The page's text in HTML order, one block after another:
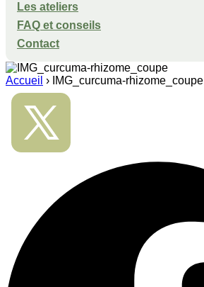
Les ateliers
FAQ et conseils
Contact
Accueil › IMG_curcuma-rhizome_coupe